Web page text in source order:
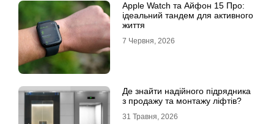
Apple Watch та Айфон 15 Про:
ідеальний тандем для активного
життя
7 Червня, 2026
Де знайти надійного підрядника
з продажу та монтажу ліфтів?
31 Травня, 2026